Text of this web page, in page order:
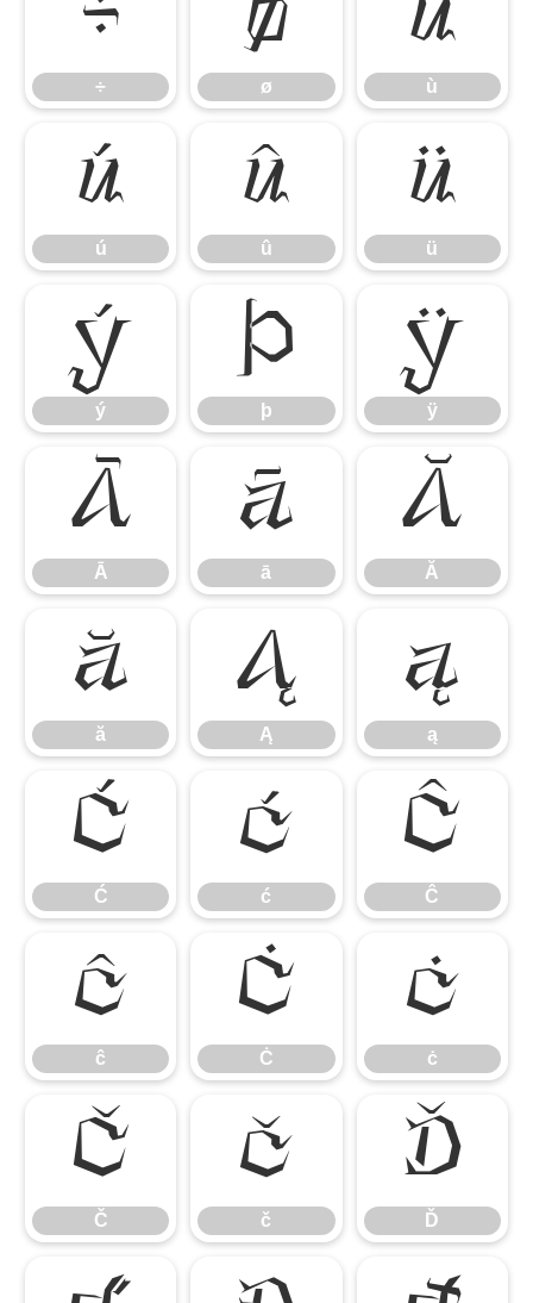
÷
÷
ø
ø
ù
ù
ú
ú
û
û
ü
ü
ý
ý
þ
þ
ÿ
ÿ
Ā
Ā
ā
ā
Ă
Ă
ă
ă
Ą
Ą
ą
ą
Ć
Ć
ć
ć
Ĉ
Ĉ
ĉ
ĉ
Ċ
Ċ
ċ
ċ
Č
Č
č
č
Ď
Ď